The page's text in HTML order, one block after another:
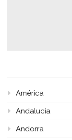
América
Andalucía
Andorra